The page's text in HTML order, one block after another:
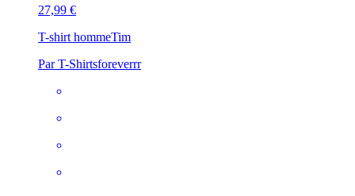
27,99 €
T-shirt hommeTim
Par T-Shirtsforeverrr